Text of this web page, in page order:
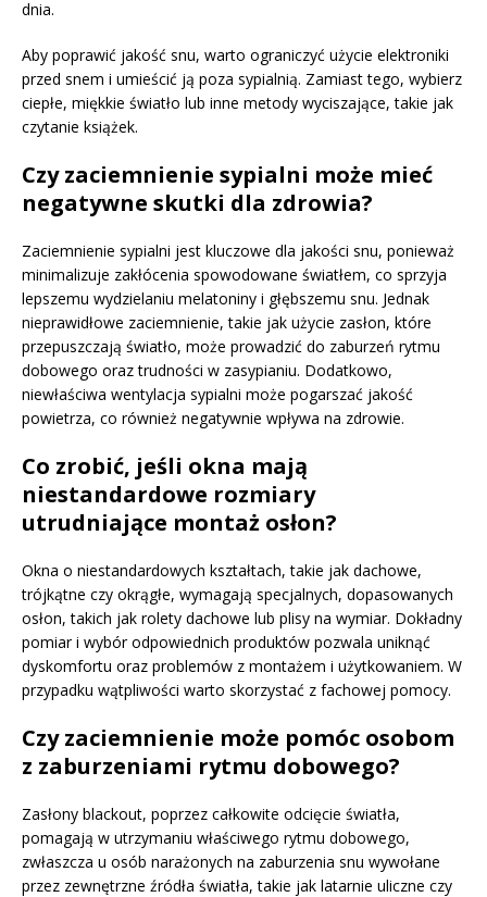
dnia.
Aby poprawić jakość snu, warto ograniczyć użycie elektroniki
przed snem i umieścić ją poza sypialnią. Zamiast tego, wybierz
ciepłe, miękkie światło lub inne metody wyciszające, takie jak
czytanie książek.
Czy zaciemnienie sypialni może mieć
negatywne skutki dla zdrowia?
Zaciemnienie sypialni jest kluczowe dla jakości snu, ponieważ
minimalizuje zakłócenia spowodowane światłem, co sprzyja
lepszemu wydzielaniu melatoniny i głębszemu snu. Jednak
nieprawidłowe zaciemnienie, takie jak użycie zasłon, które
przepuszczają światło, może prowadzić do zaburzeń rytmu
dobowego oraz trudności w zasypianiu. Dodatkowo,
niewłaściwa wentylacja sypialni może pogarszać jakość
powietrza, co również negatywnie wpływa na zdrowie.
Co zrobić, jeśli okna mają
niestandardowe rozmiary
utrudniające montaż osłon?
Okna o niestandardowych kształtach, takie jak dachowe,
trójkątne czy okrągłe, wymagają specjalnych, dopasowanych
osłon, takich jak rolety dachowe lub plisy na wymiar. Dokładny
pomiar i wybór odpowiednich produktów pozwala uniknąć
dyskomfortu oraz problemów z montażem i użytkowaniem. W
przypadku wątpliwości warto skorzystać z fachowej pomocy.
Czy zaciemnienie może pomóc osobom
z zaburzeniami rytmu dobowego?
Zasłony blackout, poprzez całkowite odcięcie światła,
pomagają w utrzymaniu właściwego rytmu dobowego,
zwłaszcza u osób narażonych na zaburzenia snu wywołane
przez zewnętrzne źródła światła, takie jak latarnie uliczne czy